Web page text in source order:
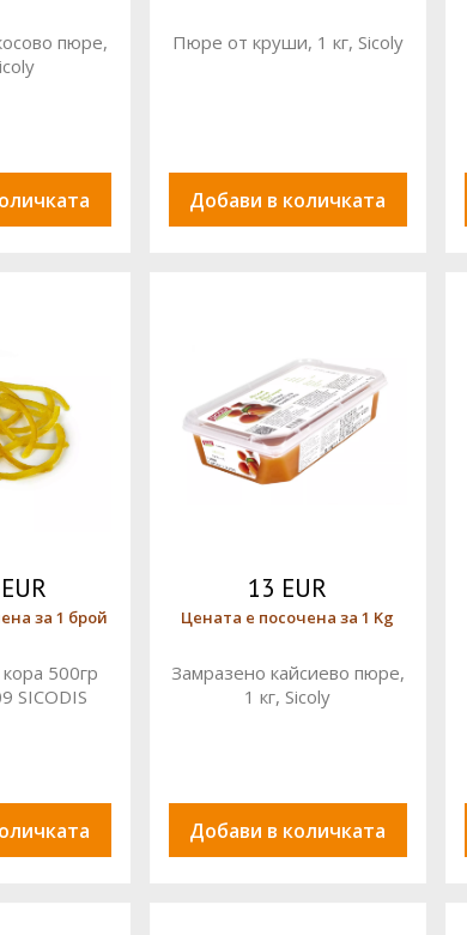
пюре,
Пюре от круши, 1 кг, Sicoly
Добави в количката
за 1 брой
500гр
SICODIS
13 EUR
Цената е посочена за 1 Kg
Замразено кайсиево пюре,
1 кг, Sicoly
Добави в количката